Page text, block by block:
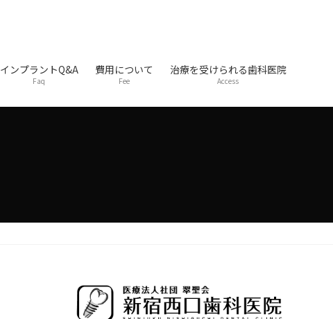
インプラントQ&A
Faq
費用について
Fee
治療を受けられる歯科医院
Access